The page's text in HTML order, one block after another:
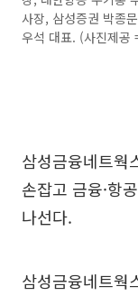
사장, 삼성증권 박종
우석 대표. (사진제공
삼성금융네트웍
손잡고 금융·항
나선다.
삼성금융네트웍